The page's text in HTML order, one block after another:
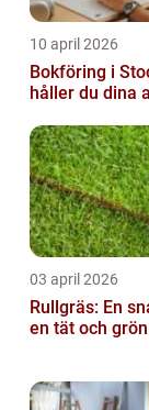
10 april 2026
Bokföring i
håller du dina
03 april 2026
Rullgräs: En
en tät och